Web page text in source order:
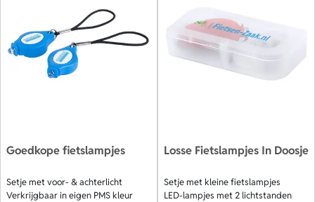
snel, ontvang een digitaal voorbeeld en geniet van gratis
levering. Bekijk ons aanbod.
Goedkope fietslampjes
Setje met voor- & achterlicht
Verkrijgbaar in eigen PMS kleur
Losse Fietslampjes In Doosje
Setje met kleine fietslampjes
LED-lampjes met 2 lichtstanden